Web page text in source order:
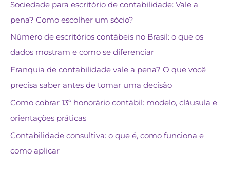
Sociedade para escritório de contabilidade: Vale a
pena? Como escolher um sócio?
Número de escritórios contábeis no Brasil: o que os
dados mostram e como se diferenciar
Franquia de contabilidade vale a pena? O que você
precisa saber antes de tomar uma decisão
Como cobrar 13º honorário contábil: modelo, cláusula e
orientações práticas
Contabilidade consultiva: o que é, como funciona e
como aplicar